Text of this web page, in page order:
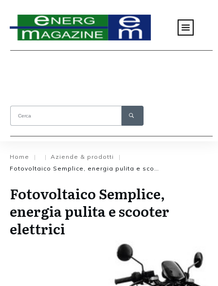
Home | | Aziende & prodotti
|
Fotovoltaico Semplice,
energia pulita e scooter
elettrici